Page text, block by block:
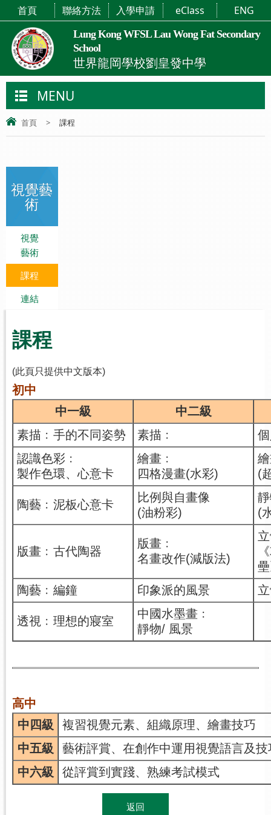
Lung Kong WFSL Lau Wong Fat Secondary
School
世界龍岡學校劉皇發中學
首頁 聯絡方法 入學申請 eClass ENG
MENU
首頁 > 課程
視覺藝
術
視覺
藝術
課程
連結
課程
(此頁只提供中文版本)
初中
中一級
中二級
素描﹕手的不同姿勢
素描﹕
認識色彩﹕
製作色環、心意卡
繪畫﹕
四格漫畫(水彩)
(
陶藝﹕泥板心意卡
比例與自畫像
(油粉彩)
(
版畫﹕古代陶器
版畫﹕
名畫改作(減版法)
陶藝﹕編鐘
印象派的風景
透視﹕理想的寢室
中國水墨畫﹕
靜物/ 風景
高中
中四級
複習視覺元素、組織原理、繪畫技巧
中五級
藝術評賞、在創作中運用視覺語言及
中六級
從評賞到實踐、熟練考試模式
返回